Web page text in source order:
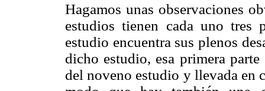
Hagamos unas observaciones
estudios tienen cada uno
estudio encuentra sus plenos
dicho estudio, esa primera
del noveno estudio y llevada en